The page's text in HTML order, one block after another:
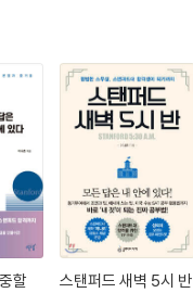
할
스탠퍼드 새벽 5시 반